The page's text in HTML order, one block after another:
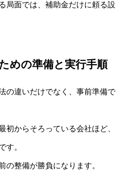
局面では、補助金だけに頼る設
めの準備と実行手順
の違いだけでなく、事前準備で
初からそろっている会社ほど、
す。
の整備が勝負になります。